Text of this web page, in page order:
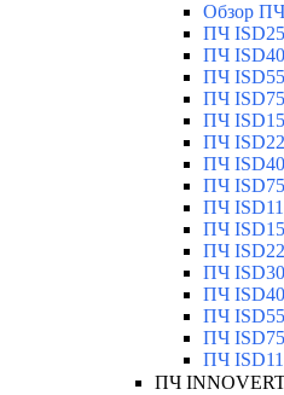
Обзор
ПЧ
ПЧ
ПЧ
ПЧ
ПЧ
ПЧ
ПЧ
ПЧ
ПЧ
ПЧ
ПЧ
ПЧ
ПЧ
ПЧ
ПЧ
ПЧ
ПЧ